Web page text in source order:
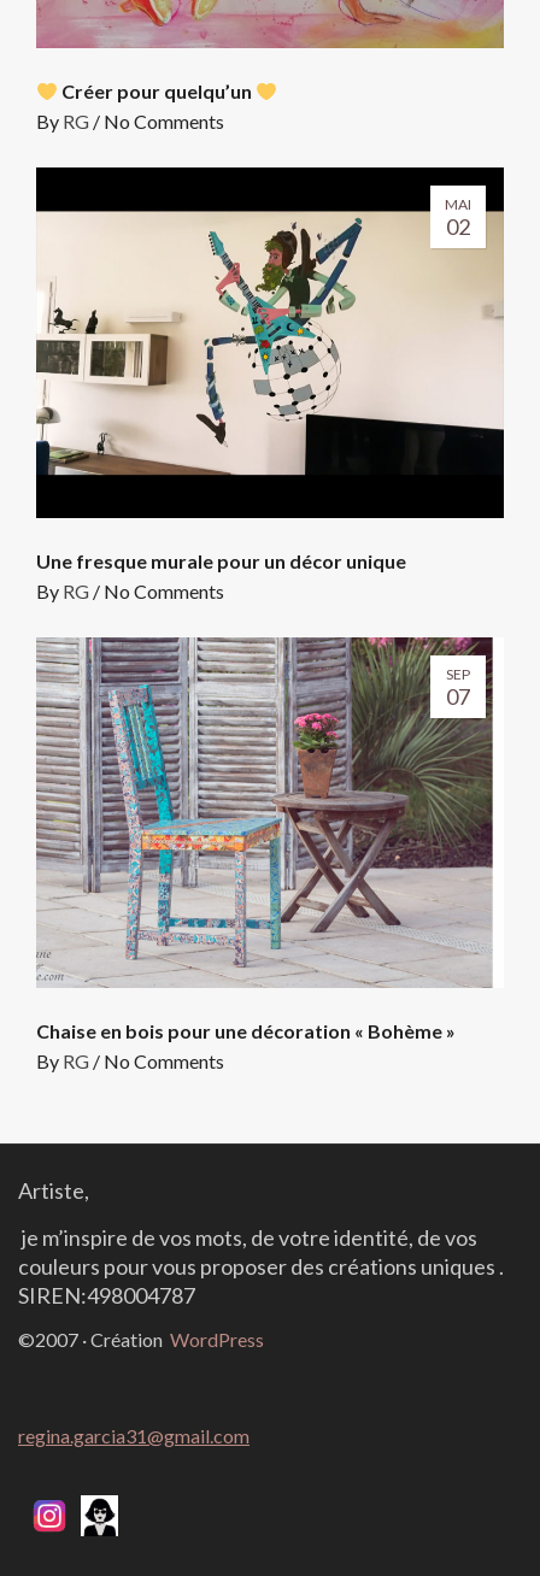
Créer pour quelqu’un
By RG / No Comments
MAI
02
Une fresque murale pour un décor unique
By RG / No Comments
SEP
07
Chaise en bois pour une décoration « Bohème »
By RG / No Comments
Artiste,
je m’inspire de vos mots, de votre identité, de vos
couleurs pour vous proposer des créations uniques .
SIREN:498004787
©2007 · Création WordPress
regina.garcia31@gmail.com